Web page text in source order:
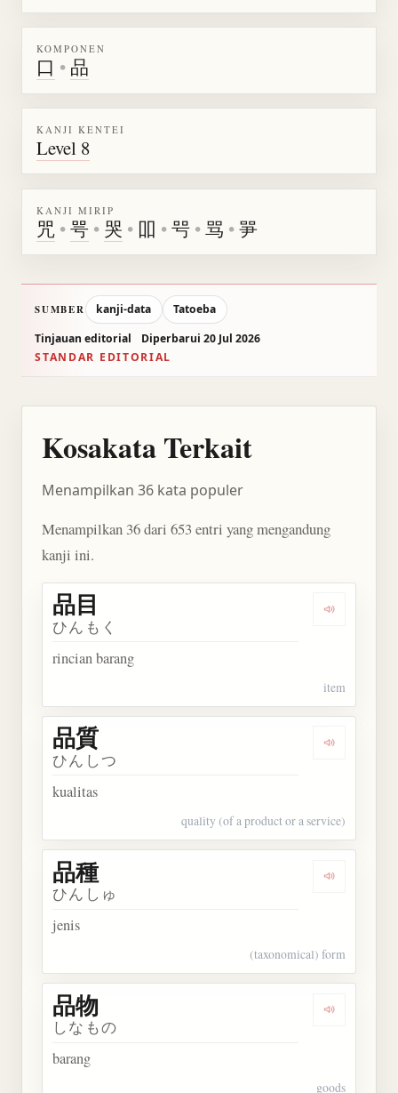
KOMPONEN
口 • 品
KANJI KENTEI
Level 8
KANJI MIRIP
咒 •咢 • 哭 • 吅 •㕺 •骂 •㖐
SUMBER kanji-data
Tatoeba
Tinjauan editorial
Diperbarui 20 Jul 2026
STANDAR EDITORIAL
Kosakata Terkait
Menampilkan 36 kata populer
Menampilkan 36 dari 653 entri yang mengandung
kanji ini.
Dengarkan
品目
ひんもく
rincian barang
item
Dengarkan
品質
ひんしつ
kualitas
quality (of a product or a service)
Dengarkan
品種
ひんしゅ
jenis
(taxonomical) form
Dengarkan
品物
しなもの
barang
goods